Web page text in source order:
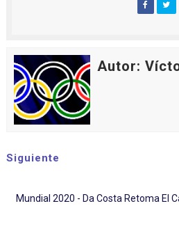
Autor:
Siguiente
Mundial 2020 - Da Costa Retoma El